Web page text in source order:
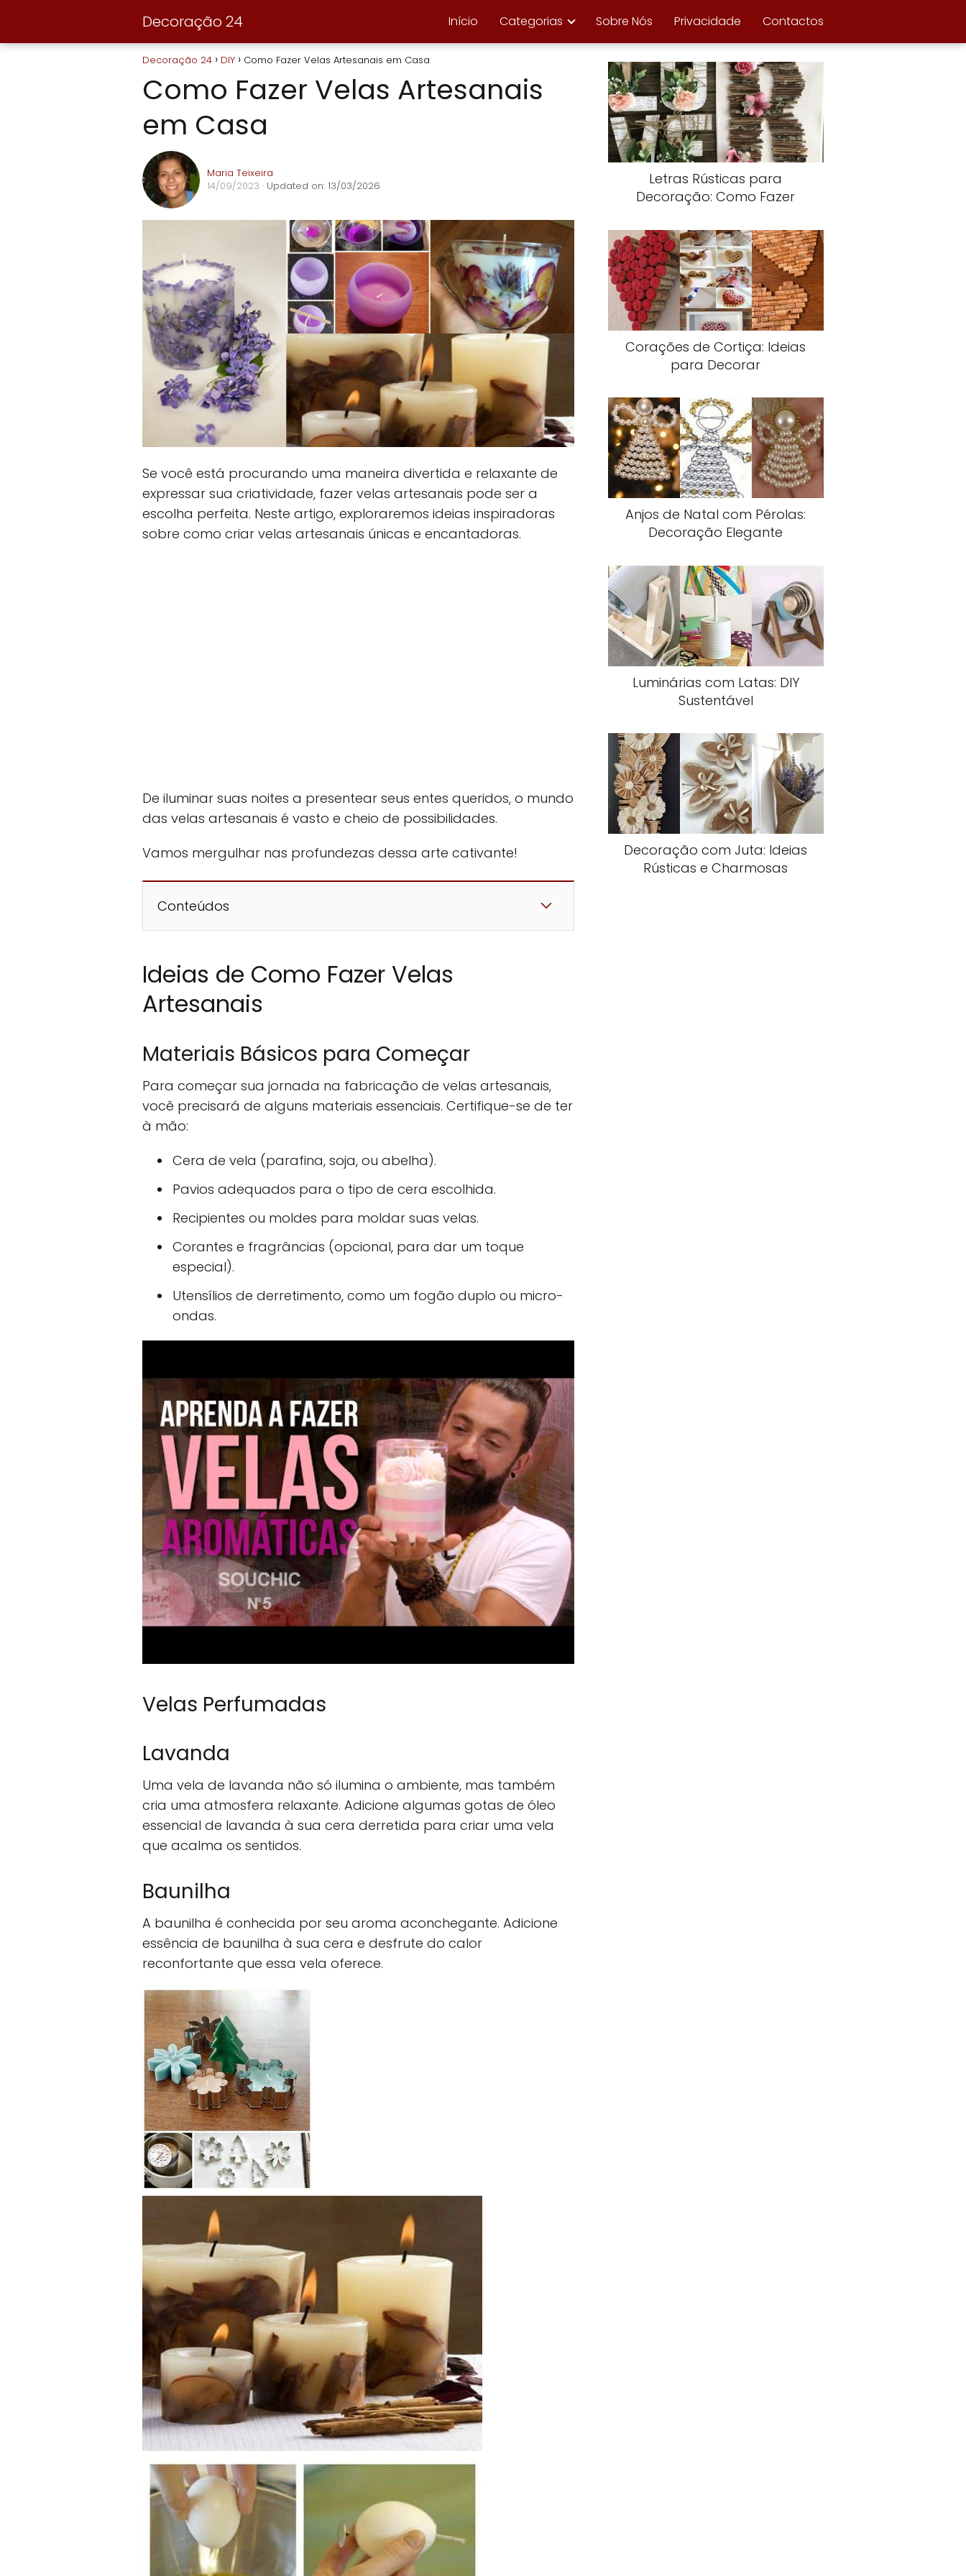
Decoração 24 Início Categorias Sobre Nós Privacidade Contactos
Decoração 24 DIY Como Fazer Velas Artesanais em Casa
Como Fazer Velas Artesanais
em Casa
Maria Teixeira
14/09/2023 · Updated on: 13/03/2026
Se você está procurando uma maneira divertida e relaxante de
expressar sua criatividade, fazer velas artesanais pode ser a
escolha perfeita. Neste artigo, exploraremos ideias inspiradoras
sobre como criar velas artesanais únicas e encantadoras.
De iluminar suas noites a presentear seus entes queridos, o mundo
das velas artesanais é vasto e cheio de possibilidades.
Vamos mergulhar nas profundezas dessa arte cativante!
Conteúdos
Ideias de Como Fazer Velas
Artesanais
Materiais Básicos para Começar
Para começar sua jornada na fabricação de velas artesanais,
você precisará de alguns materiais essenciais. Certifique-se de ter
à mão:
Cera de vela (parafina, soja, ou abelha).
Pavios adequados para o tipo de cera escolhida.
Recipientes ou moldes para moldar suas velas.
Corantes e fragrâncias (opcional, para dar um toque
especial).
Utensílios de derretimento, como um fogão duplo ou micro-
ondas.
Velas Perfumadas
Lavanda
Uma vela de lavanda não só ilumina o ambiente, mas também
cria uma atmosfera relaxante. Adicione algumas gotas de óleo
essencial de lavanda à sua cera derretida para criar uma vela
que acalma os sentidos.
Baunilha
A baunilha é conhecida por seu aroma aconchegante. Adicione
essência de baunilha à sua cera e desfrute do calor
reconfortante que essa vela oferece.
Letras Rústicas para
Decoração: Como Fazer
Corações de Cortiça: Ideias
para Decorar
Anjos de Natal com Pérolas:
Decoração Elegante
Luminárias com Latas: DIY
Sustentável
Decoração com Juta: Ideias
Rústicas e Charmosas